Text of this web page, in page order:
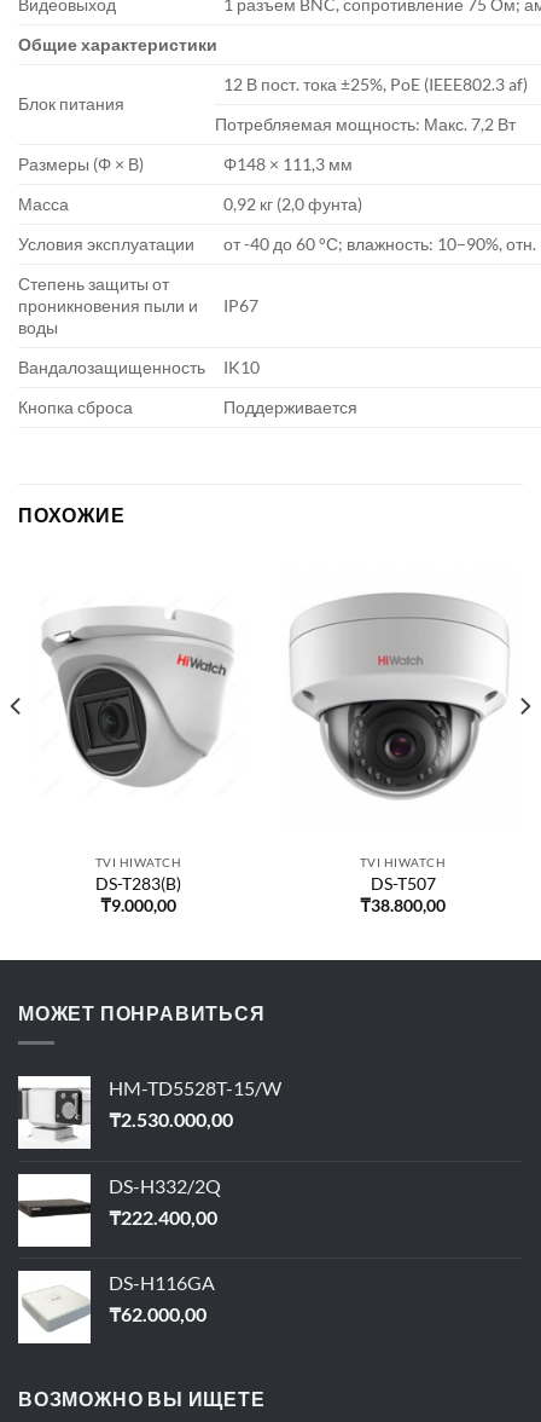
Общие характеристики
Блок питания
12 В пост. тока ±25%, PoE (IEEE802.3 af)
Потребляемая мощность: Макс. 7,2 Вт
Размеры (Φ × В)
Φ148 × 111,3 мм
Масса
0,92 кг (2,0 фунта)
Условия эксплуатации
от -40 до 60 °С; влажность: 10–90%,
Степень защиты от
проникновения пыли и
воды
IP67
Вандалозащищенность
IK10
Кнопка сброса
Поддерживается
ПОХОЖИЕ
TVI HIWATCH
DS-T283(B)
₸9.000,00
TVI HIWATCH
DS-T507
₸38.800,00
МОЖЕТ ПОНРАВИТЬСЯ
HM-TD5528T-15/W
₸2.530.000,00
DS-H332/2Q
₸222.400,00
DS-H116GA
₸62.000,00
ВОЗМОЖНО ВЫ ИЩЕТЕ